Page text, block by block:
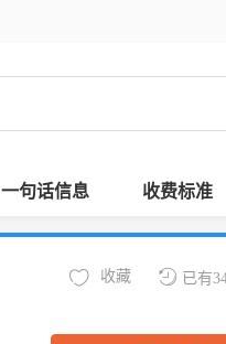
一句话信息 收费标准
已有
收藏